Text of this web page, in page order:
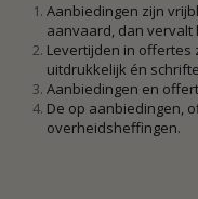
Aanbiedingen zijn
aanvaard, dan vervalt
Levertijden in offertes
uitdrukkelijk én
Aanbiedingen en
De op aanbiedingen,
overheidsheffingen.